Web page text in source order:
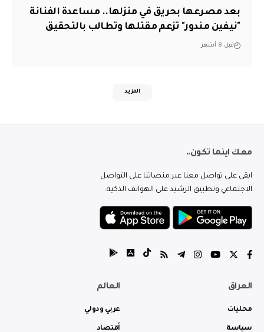
بعد مصرعها بحريق في منزلها.. مساعدة الفنانة
"نيفين مندور" تزعم مقتلها وتطالب بالتحقيق
قبل 8 أشهر
المزيد
معك اينما تكون..
ابقى على تواصل معنا عبر منصاتنا على التواصل
الاجتماعي وتطبيق الرشيد على الهواتف الذكية.
العراق
محليات
سياسة
العالم
عربي ودولي
أقتصاد